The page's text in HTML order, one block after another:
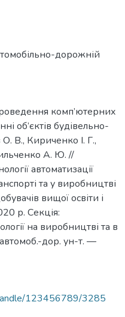
дорожній
комп’ютерних
об’єктів будівельно-
В., Кириченко І. Г.,
А. Ю. //
автоматизації
та у виробництві
вищої освіти і
р. Секція:
на виробництві та в
автомоб.-дор. ун-т. —
123456789/3285